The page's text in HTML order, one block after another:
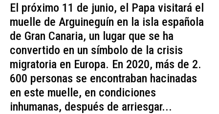
El próximo 11 de junio, el Papa visitará el
muelle de Arguineguín en la isla española
de Gran Canaria, un lugar que se ha
convertido en un símbolo de la crisis
migratoria en Europa. En 2020, más de 2.
600 personas se encontraban hacinadas
en este muelle, en condiciones
inhumanas, después de arriesgar...